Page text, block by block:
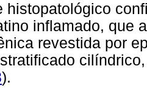
histopatológico
inflamado, que
revestida por
).